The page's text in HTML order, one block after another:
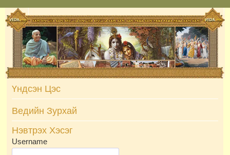
Skip
to
content
Үндсэн Цэс
Ведийн Зурхай
Нэвтрэх Хэсэг
Username